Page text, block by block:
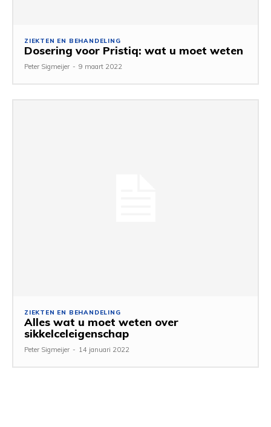
ZIEKTEN EN BEHANDELING
Dosering voor Pristiq: wat u moet weten
Peter Sigmeijer - 9 maart 2022
ZIEKTEN EN BEHANDELING
Alles wat u moet weten over
sikkelceleigenschap
Peter Sigmeijer - 14 januari 2022